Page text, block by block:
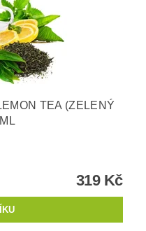
TEA (ZELENÝ
319 Kč